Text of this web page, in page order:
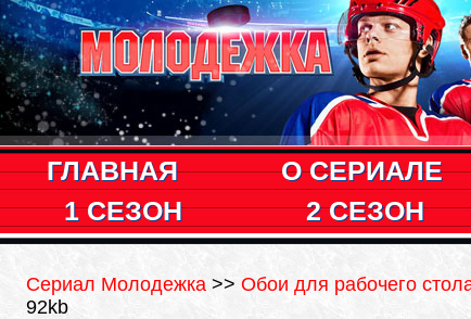
ГЛАВНАЯ О СЕРИАЛЕ
1 СЕЗОН
2 СЕЗОН
Сериал Молодежка >> Обои для рабочего
92kb